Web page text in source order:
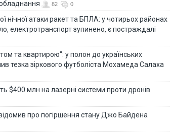
82 0
нічної атаки ракет та БПЛА: у чотирьох районах
електротранспорт зупинено, є постраждалі
та квартирою": у полон до українських
тезка зіркового футболіста Мохамеда Салаха
$400 млн на лазерні системи проти дронів
про погіршення стану Джо Байдена